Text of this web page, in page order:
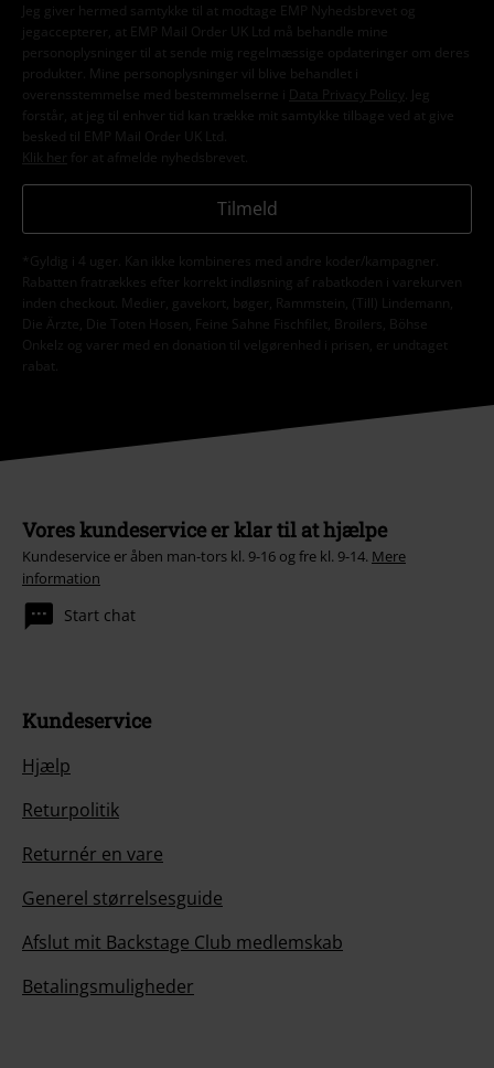
Jeg giver hermed samtykke til at modtage EMP Nyhedsbrevet og
jegaccepterer, at EMP Mail Order UK Ltd må behandle mine
personoplysninger til at sende mig regelmæssige opdateringer om deres
produkter. Mine personoplysninger vil blive behandlet i
overensstemmelse med bestemmelserne i
Data Privacy Policy
. Jeg
forstår, at jeg til enhver tid kan trække mit samtykke tilbage ved at give
besked til EMP Mail Order UK Ltd.
Klik her
for at afmelde nyhedsbrevet.
Tilmeld
*Gyldig i 4 uger. Kan ikke kombineres med andre koder/kampagner.
Rabatten fratrækkes efter korrekt indløsning af rabatkoden i varekurven
inden checkout. Medier, gavekort, bøger, Rammstein, (Till) Lindemann,
Die Ärzte, Die Toten Hosen, Feine Sahne Fischfilet, Broilers, Böhse
Onkelz og varer med en donation til velgørenhed i prisen, er undtaget
rabat.
Vores kundeservice er klar til at hjælpe
Kundeservice er åben man-tors kl. 9-16 og fre kl. 9-14. Mere
information
Start chat
Kundeservice
Hjælp
Returpolitik
Returnér en vare
Generel størrelsesguide
Afslut mit Backstage Club medlemskab
Betalingsmuligheder